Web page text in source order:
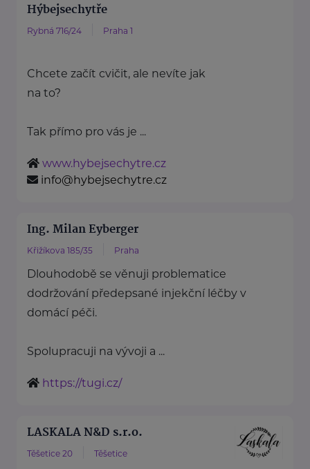
Hýbejsechytře
Rybná 716/24 Praha 1
Chcete začít cvičit, ale nevíte jak
na to?
Tak přímo pro vás je ...
www.hybejsechytre.cz
info@hybejsechytre.cz
Ing. Milan Eyberger
Křižíkova 185/35 Praha
Dlouhodobě se věnuji problematice
dodržování předepsané injekční léčby v
domácí péči.
Spolupracuji na vývoji a ...
https://tugi.cz/
LASKALA N&D s.r.o.
Těšetice 20 Těšetice